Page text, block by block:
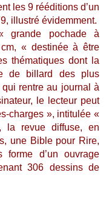
les 9 rééditions d’un
illustré évidemment.
grande pochade à
« destinée à être
thématiques dont la
de billard des plus
rentre au journal à
le lecteur peut
charges », intitulée «
la revue diffuse, en
une Bible pour Rire,
forme d’un ouvrage
306 dessins de